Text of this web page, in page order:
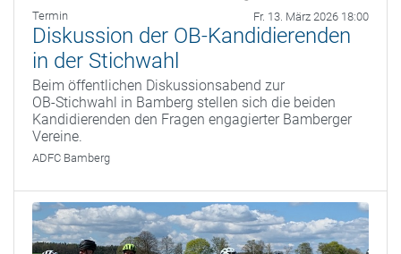
Termin Fr. 13. März 2026 18:00
Diskussion der OB-Kandidierenden
in der Stichwahl
Beim öffentlichen Diskussionsabend zur
OB‑Stichwahl in Bamberg stellen sich die beiden
Kandidierenden den Fragen engagierter Bamberger
Vereine.
ADFC Bamberg